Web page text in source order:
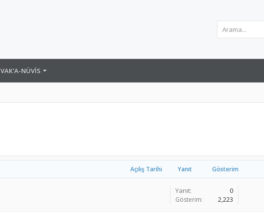
VAK'A-NÜVIS
Açılış Tarihi Yanıt Gösterim
Yanıt: 0
Gösterim: 2,223